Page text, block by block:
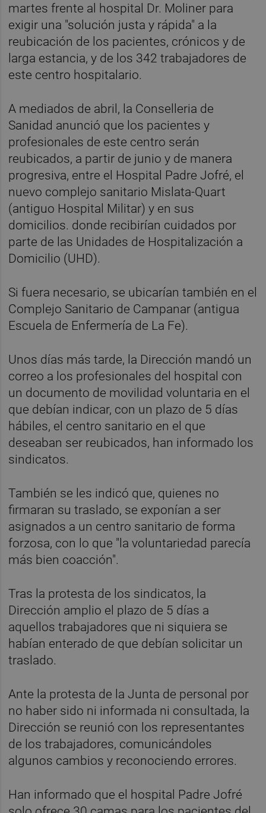
martes frente al hospital Dr. Moliner para
exigir una "solución justa y rápida" a la
reubicación de los pacientes, crónicos y de
larga estancia, y de los 342 trabajadores de
este centro hospitalario.
A mediados de abril, la Conselleria de
Sanidad anunció que los pacientes y
profesionales de este centro serán
reubicados, a partir de junio y de manera
progresiva, entre el Hospital Padre Jofré, el
nuevo complejo sanitario Mislata-Quart
(antiguo Hospital Militar) y en sus
domicilios. donde recibirían cuidados por
parte de las Unidades de Hospitalización a
Domicilio (UHD).
Si fuera necesario, se ubicarían también en el
Complejo Sanitario de Campanar (antigua
Escuela de Enfermería de La Fe).
Unos días más tarde, la Dirección mandó un
correo a los profesionales del hospital con
un documento de movilidad voluntaria en el
que debían indicar, con un plazo de 5 días
hábiles, el centro sanitario en el que
deseaban ser reubicados, han informado los
sindicatos.
También se les indicó que, quienes no
firmaran su traslado, se exponían a ser
asignados a un centro sanitario de forma
forzosa, con lo que "la voluntariedad parecía
más bien coacción".
Tras la protesta de los sindicatos, la
Dirección amplio el plazo de 5 días a
aquellos trabajadores que ni siquiera se
habían enterado de que debían solicitar un
traslado.
Ante la protesta de la Junta de personal por
no haber sido ni informada ni consultada, la
Dirección se reunió con los representantes
de los trabajadores, comunicándoles
algunos cambios y reconociendo errores.
Han informado que el hospital Padre Jofré